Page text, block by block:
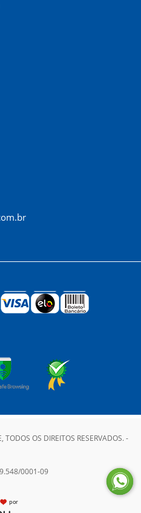
OS DIREITOS RESERVADOS. -
0001-09
por